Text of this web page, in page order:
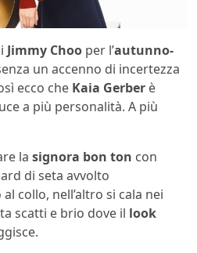
Jimmy Choo per l’autunno-
un accenno di incertezza
ecco che Kaia Gerber è
a più personalità. A più
la signora bon ton con
di seta avvolto
collo, nell’altro si cala nei
scatti e brio dove il look